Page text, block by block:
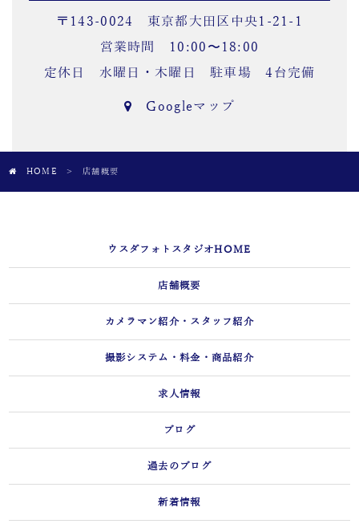
〒143-0024 東京都大田区中央1-21-1
営業時間 10:00〜18:00
定休日 水曜日・木曜日 駐車場 4台完備
Googleマップ
HOME > 店舗概要
ウスダフォトスタジオHOME
店舗概要
カメラマン紹介・スタッフ紹介
撮影システム・料金・商品紹介
求人情報
ブログ
過去のブログ
新着情報